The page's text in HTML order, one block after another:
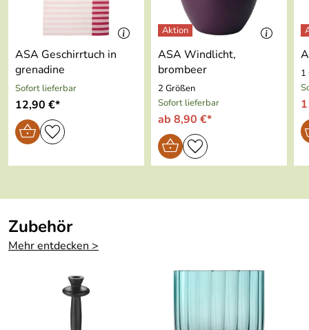
Geeignet für
Spülmaschine:
Geeignet für
Backofen:
Geeignet für
Gefriertruhe:
Im
Geschenkkarto
ASA Geschirrtuch in
grenadine
Sofort lieferbar
12,90 €*
ASA Windlicht,
brombeer
2 Größen
Sofort lieferbar
ab 8,90 €*
1
Zubehör
Mehr entdecken >